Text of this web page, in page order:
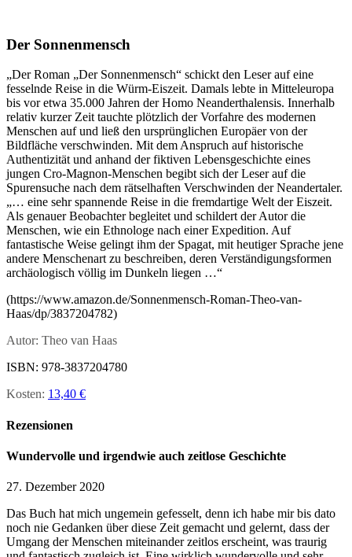
Der Sonnenmensch
„Der Roman „Der Sonnenmensch“ schickt den Leser auf eine
fesselnde Reise in die Würm-Eiszeit. Damals lebte in Mitteleuropa
bis vor etwa 35.000 Jahren der Homo Neanderthalensis. Innerhalb
relativ kurzer Zeit tauchte plötzlich der Vorfahre des modernen
Menschen auf und ließ den ursprünglichen Europäer von der
Bildfläche verschwinden. Mit dem Anspruch auf historische
Authentizität und anhand der fiktiven Lebensgeschichte eines
jungen Cro-Magnon-Menschen begibt sich der Leser auf die
Spurensuche nach dem rätselhaften Verschwinden der Neandertaler.
„… eine sehr spannende Reise in die fremdartige Welt der Eiszeit.
Als genauer Beobachter begleitet und schildert der Autor die
Menschen, wie ein Ethnologe nach einer Expedition. Auf
fantastische Weise gelingt ihm der Spagat, mit heutiger Sprache jene
andere Menschenart zu beschreiben, deren Verständigungsformen
archäologisch völlig im Dunkeln liegen …“
(https://www.amazon.de/Sonnenmensch-Roman-Theo-van-
Haas/dp/3837204782)
Autor: Theo van Haas
ISBN: 978-3837204780
Kosten: 13,40 €
Rezensionen
Wundervolle und irgendwie auch zeitlose Geschichte
27. Dezember 2020
Das Buch hat mich ungemein gefesselt, denn ich habe mir bis dato
noch nie Gedanken über diese Zeit gemacht und gelernt, dass der
Umgang der Menschen miteinander zeitlos erscheint, was traurig